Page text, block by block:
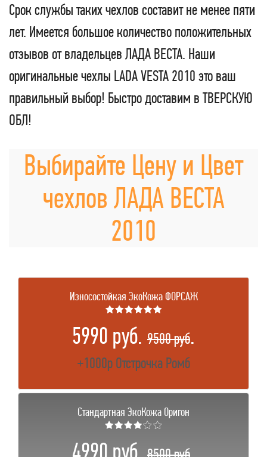
Срок службы таких чехлов составит не менее пяти
лет. Имеется большое количество положительных
отзывов от владельцев ЛАДА ВЕСТА. Наши
оригинальные чехлы LADA VESTA 2010 это ваш
правильный выбор! Быстро доставим в ТВЕРСКУЮ
ОБЛ!
Выбирайте Цену и Цвет
чехлов ЛАДА ВЕСТА
2010
Износостойкая ЭкоКожа ФОРСАЖ
★★★★★★
5990 руб. 9500 руб.
+1000р Отстрочка Ромб
Стандартная ЭкоКожа Оригон
★★★★☆☆
4990 руб. .